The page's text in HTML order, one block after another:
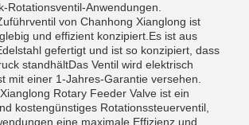
Rotationsventil-Anwendungen.
von Chanhong Xianglong ist
und effizient konzipiert.Es ist aus
gefertigt und ist so konzipiert, dass
standhältDas Ventil wird elektrisch
mit einer 1-Jahres-Garantie versehen.
Rotary Feeder Valve ist ein
kostengünstiges Rotationssteuerventil,
eine maximale Effizienz und